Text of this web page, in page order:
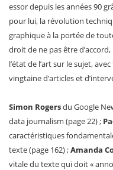
essor depuis les années 90
pour lui, la révolution
graphique à la portée de
droit de ne pas être
l’état de l’art sur le sujet,
vingtaine d’articles et
Simon Rogersdu Google
data journalism (page 22) ;
caractéristiques
texte (page 162) ;Amanda
vitale du texte qui doit «